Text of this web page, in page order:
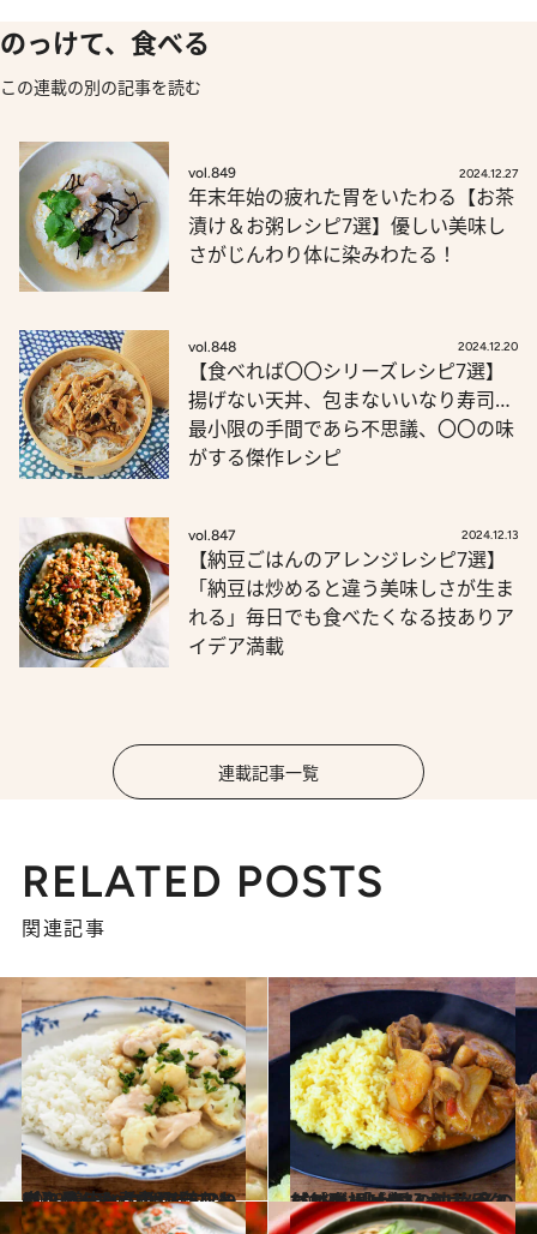
のっけて、食べる
この連載の別の記事を読む
vol.849 2024.12.27
年末年始の疲れた胃をいたわる【お茶
漬け＆お粥レシピ7選】優しい美味し
さがじんわり体に染みわたる！
vol.848 2024.12.20
【食べれば〇〇シリーズレシピ7選】
揚げない天丼、包まないいなり寿司…
最小限の手間であら不思議、〇〇の味
がする傑作レシピ
vol.847 2024.12.13
【納豆ごはんのアレンジレシピ7選】
「納豆は炒めると違う美味しさが生ま
れる」毎日でも食べたくなる技ありア
イデア満載
連載記事一覧
RELATED POSTS
関連記事
2023.11.5
【シチュー×ごはんレシピ】 鶏肉とカリフラワーのクリーム煮のせ 鶏むね肉を柔らかく煮込むコツも！
グルメ 2023.1.14
【甘酸っぱ辛いカレーレシピ】 「大根入りポークビンダルーカレー」 “冬の甘い大根”が味の決め手！
グルメ